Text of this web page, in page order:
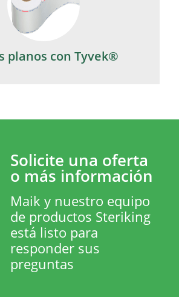
planos con Tyvek®
Solicite una oferta
o más información
Maik y nuestro equipo
de productos Steriking
está listo para
responder sus
preguntas